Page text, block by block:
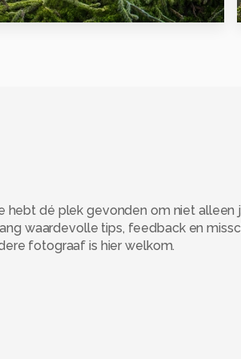
dé plek gevonden om niet
waardevolle tips, feedback en
fotograaf is hier welkom.